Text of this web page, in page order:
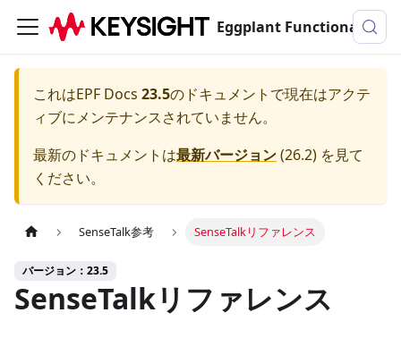
Eggplant Functionalのドキュメンテーション
これはEPF Docs 23.5のドキュメントで現在はアクテ
ィブにメンテナンスされていません。
最新のドキュメントは最新バージョン(26.2) を見て
ください。
SenseTalk参考 SenseTalkリファレンス
バージョン：23.5
SenseTalkリファレンス